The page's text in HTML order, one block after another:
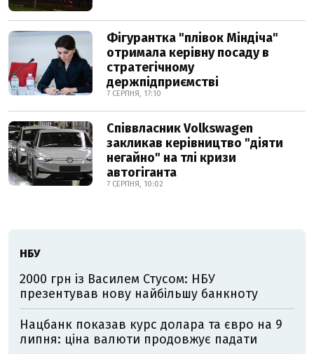
Фігурантка "плівок Міндіча"
отримала керівну посаду в
стратегічному
держпідприємстві
7 СЕРПНЯ, 17:10
Співвласник Volkswagen
закликав керівництво "діяти
негайно" на тлі кризи
автогіганта
7 СЕРПНЯ, 10:02
НБУ
2000 грн із Василем Стусом: НБУ
презентував нову найбільшу банкноту
Нацбанк показав курс долара та євро на 9
липня: ціна валюти продовжує падати